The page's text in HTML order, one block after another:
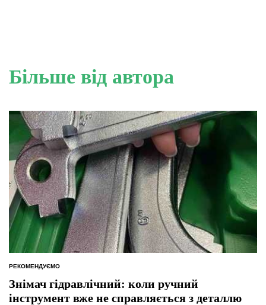
Більше від автора
ОПУБЛІКУВАТИ
РЕКОМЕНДУЄМО
Знімач гідравлічний: коли ручний
інструмент вже не справляється з деталлю